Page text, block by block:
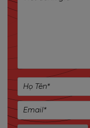
sét.
Mặt kính cường lực
mọi bề mặt.
Ưu điểm nổi bật:
Hiển thị sắc nét:
ảnh sống động,